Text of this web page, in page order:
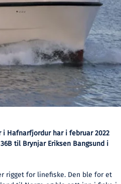
Hafnarfjordur har i februar 2022
til Brynjar Eriksen Bangsund i
rigget for linefiske. Den ble for et